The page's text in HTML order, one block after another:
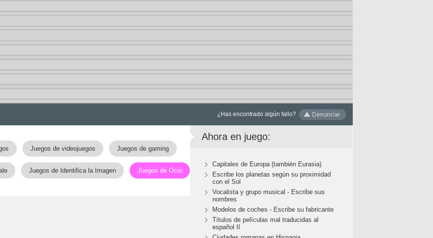
¿Has encontrado algún fallo?
Juegos de videojuegos Juegos de gaming
Juegos de Identifica la Imagen Juegos de Ocio
Ahora en juego:
Capitales de Europa (también Eurasia)
Escribe los planetas según su proximidad
con el Sol
Vocalista y grupo musical - Escribe sus
nombres
Modelos de coches - Escribe su fabricante
Títulos de películas mal traducidas al
español II